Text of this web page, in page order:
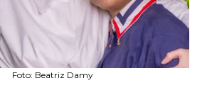
Foto: Beatriz Damy